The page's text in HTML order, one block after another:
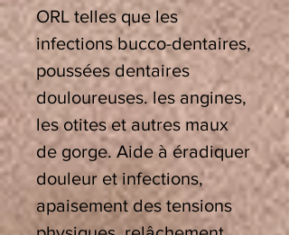
ORL telles que les
infections bucco-dentaires,
poussées dentaires
douloureuses. les angines,
les otites et autres maux
de gorge. Aide à éradiquer
douleur et infections,
apaisement des tensions